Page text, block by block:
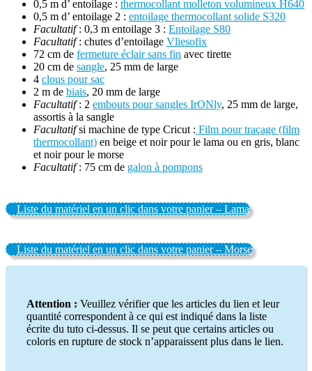
0,5 m d’ entoilage : thermocollant molleton volumineux H640
0,5 m d’ entoilage 2 : entoilage thermocollant solide S320
Facultatif: 0,3 m entoilage 3 : Entoilage S80
Facultatif: chutes d’entoilage Vliesofix
72 cm de fermeture éclair sans fin avec tirette
20 cm de sangle, 25 mm de large
4 clous pour sac
2 m de biais, 20 mm de large
Facultatif: 2 embouts pour sangles IrONly, 25 mm de large,
assortis à la sangle
Facultatifsi machine de type Cricut : Film pour traçage (film
thermocollant) en beige et noir pour le lama ou en gris, blanc
et noir pour le morse
Facultatif: 75 cm de galon à pompons
Liste du matériel en un clic dans votre panier – Lama
Liste du matériel en un clic dans votre panier – Morse
Attention : Veuillez vérifier que les articles du lien et leur
quantité correspondent à ce qui est indiqué dans la liste
écrite du tuto ci-dessus. Il se peut que certains articles ou
coloris en rupture de stock n’apparaissent plus dans le lien.